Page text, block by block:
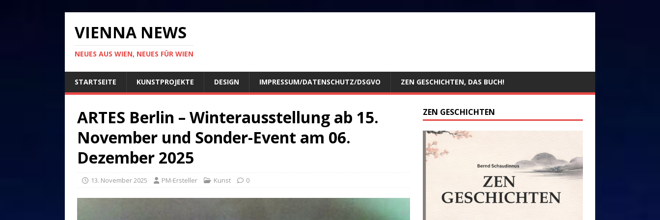
VIENNA NEWS
NEUES AUS WIEN, NEUES FÜR WIEN
STARTSEITE KUNSTPROJEKTE DESIGN IMPRESSUM/DATENSCHUTZ/DSGVO ZEN GESCHICHTEN, DAS BUCH!
ARTES Berlin – Winterausstellung ab 15.
November und Sonder-Event am 06.
Dezember 2025
13. November 2025 PM-Ersteller Kunst 0
ZEN GESCHICHTEN